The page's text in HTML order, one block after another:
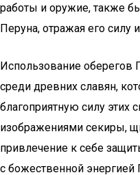
работы и оружие, также
Перуна, отражая его силу
Использование оберегов
среди древних славян,
благоприятную силу этих
изображениями секиры,
привлечение к себе
с божественной энергией